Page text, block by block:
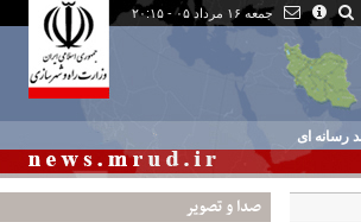
جمعه ۱۶ مرداد ۰۵ - ۲۰:۱۵
رسانه ای
صدا و تصوير